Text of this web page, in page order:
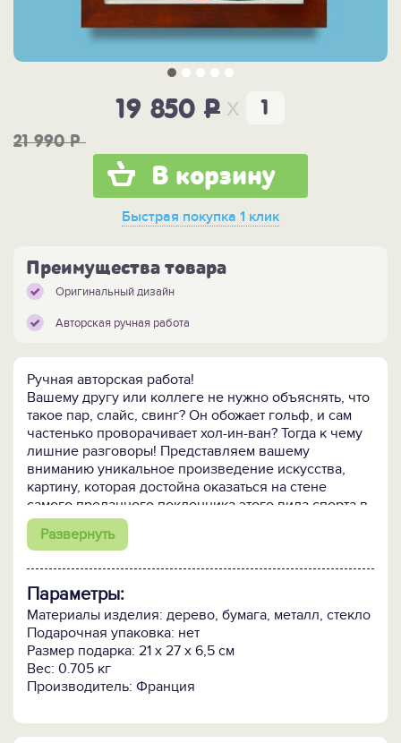
19 850 P x
21 990P
В корзину
Быстрая покупка 1 клик
Преимущества товара
Оригинальный дизайн
Авторская ручная работа
Ручная авторская работа!
Вашему другу или коллеге не нужно объяснять, что
такое пар, слайс, свинг? Он обожает гольф, и сам
частенько проворачивает хол-ин-ван? Тогда к чему
лишние разговоры! Представляем вашему
вниманию уникальное произведение искусства,
картину, которая достойна оказаться на стене
самого преданного поклонника этого вида спорта в
мире – ГОЛЬФ!
внутри картины объемное! Клюшки, мячи для
гольфа и даже люди выглядят совершенно
реалистично. На ней есть все: зеленое поле для
игры, тематические плакаты, и даже сами игроки!
ГОЛЬФ - уникальная работа французского
известность благодаря своим объемным картинам.
Прикоснитесь к настоящему творчеству,
Развернуть
Параметры:
Материалы изделия: дерево, бумага, металл, стекло
Подарочная упаковка: нет
Размер подарка: 21 х 27 х 6,5 см
Вес: 0.705 кг
Производитель: Франция